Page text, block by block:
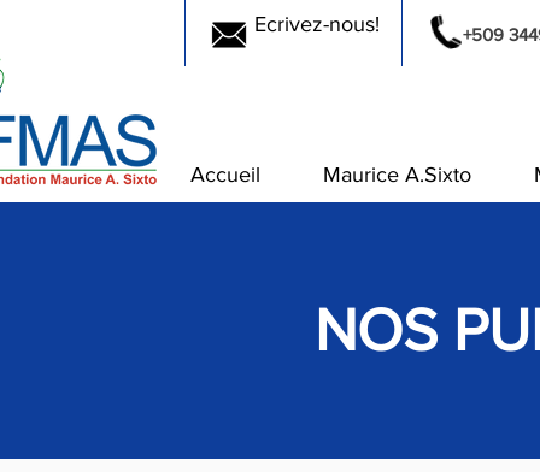
Accueil Maurice A.Sixto
+509
Ecrivez-nous!
NOS